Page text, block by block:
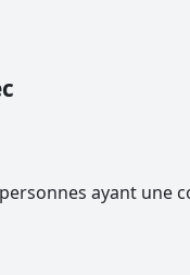
ayant une